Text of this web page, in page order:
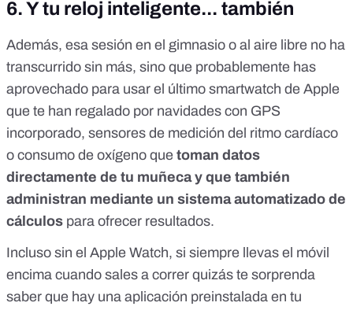
6. Y tu reloj inteligente... también
Además, esa sesión en el gimnasio o al aire libre no ha
transcurrido sin más, sino que probablemente has
aprovechado para usar el último smartwatch de Apple
que te han regalado por navidades con GPS
incorporado, sensores de medición del ritmo cardíaco
o consumo de oxígeno que toman datos
directamente de tu muñeca y que también
administran mediante un sistema automatizado de
cálculos para ofrecer resultados.
Incluso sin el Apple Watch, si siempre llevas el móvil
encima cuando sales a correr quizás te sorprenda
saber que hay una aplicación preinstalada en tu